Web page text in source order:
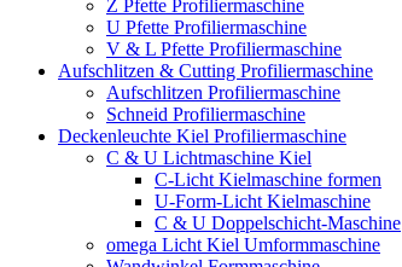
Z Pfette Profiliermaschine
U Pfette Profiliermaschine
V & L Pfette Profiliermaschine
Aufschlitzen & Cutting Profiliermaschine
Aufschlitzen Profiliermaschine
Schneid Profiliermaschine
Deckenleuchte Kiel Profiliermaschine
C & U Lichtmaschine Kiel
C-Licht Kielmaschine formen
U-Form-Licht Kielmaschine
C & U Doppelschicht-Maschine
omega Licht Kiel Umformmaschine